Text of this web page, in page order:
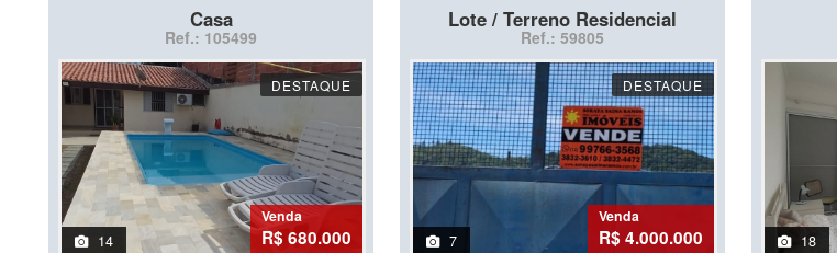
Casa
Ref.: 105499
DESTAQUE
14
Venda
R$ 680.000
Lote / Terreno Residencial
Ref.: 59805
DESTAQUE
7
Venda
R$ 4.000.000 18